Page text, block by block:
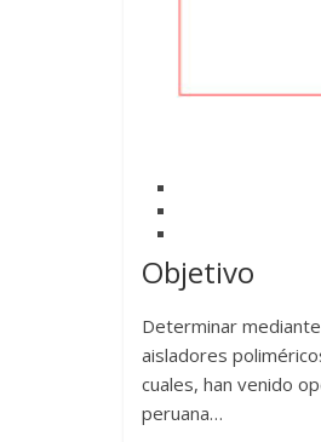
Objetivo
Determinar
aisladores
cuales, han venido
peruana…